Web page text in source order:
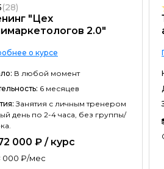
"Цех
2.0"
(28)
о курсе
В любой момент
6 месяцев
Занятия с личным тренером
день по 2-4 часа, без группы/
000 ₽ / курс
000 ₽/мес